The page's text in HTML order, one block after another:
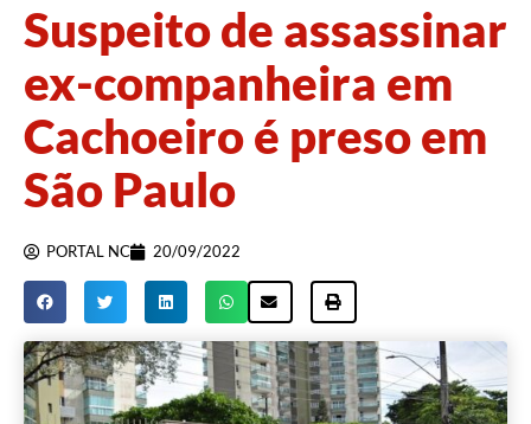
Suspeito de assassinar
ex-companheira em
Cachoeiro é preso em
São Paulo
PORTAL NC 20/09/2022